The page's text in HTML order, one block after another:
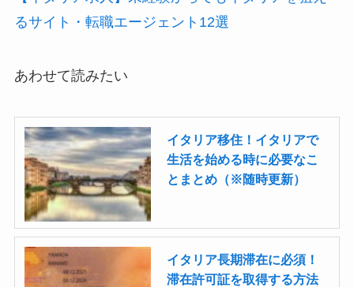
るサイト・転職エージェント12選
あわせて読みたい
イタリア移住！イタリアで
生活を始める時に必要なこ
とまとめ（※随時更新）
イタリア長期滞在に必須！
滞在許可証を取得する方法